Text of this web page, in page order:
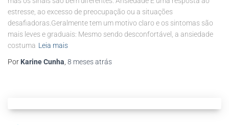
estresse, ao excesso de preocupação ou a situações
desafiadoras.Geralmente tem um motivo claro e os sintomas são
mais leves e graduais: Mesmo sendo desconfortável, a ansiedade
costuma Leia mais
Por Karine Cunha, 8 mesesatrás